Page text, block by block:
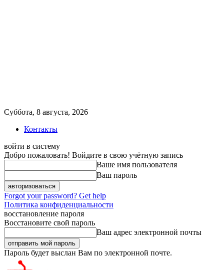
Суббота, 8 августа, 2026
Контакты
войти в систему
Добро пожаловать! Войдите в свою учётную запись
Ваше имя пользователя
Ваш пароль
Forgot your password? Get help
Политика конфиденциальности
восстановление пароля
Восстановите свой пароль
Ваш адрес электронной почты
Пароль будет выслан Вам по электронной почте.